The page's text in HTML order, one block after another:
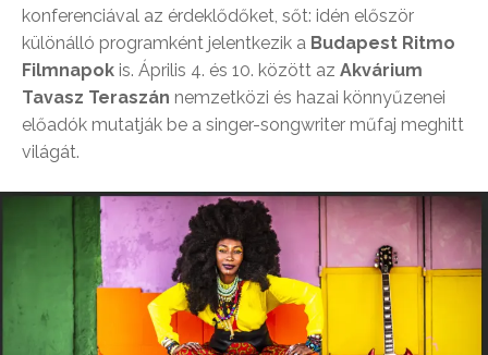
konferenciával az érdeklődőket, sőt: idén először
különálló programként jelentkezik a Budapest Ritmo
Filmnapok is. Április 4. és 10. között az Akvárium
Tavasz Teraszán nemzetközi és hazai könnyűzenei
előadók mutatják be a singer-songwriter műfaj meghitt
világát.